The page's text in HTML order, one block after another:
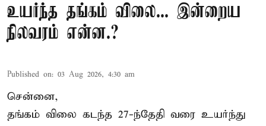
உயர்ந்த தங்கம் விலை... இன்றைய
நிலவரம் என்ன.?
Published on: 03 Aug 2026, 4:30 am
சென்னை,
தங்கம் விலை கடந்த 27-ந்தேதி வரை உயர்ந்து